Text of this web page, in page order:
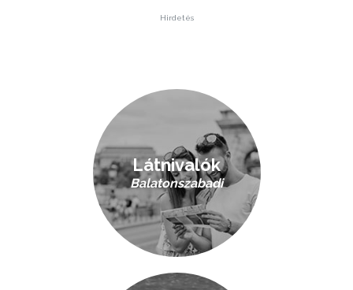
Hirdetés
Látnivalók
Balatonszabadi